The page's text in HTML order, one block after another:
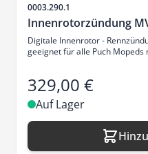
Artikelnr.
0003.290.1
Innenrotorzündung
Digitale Innenrotor -
geeignet für alle Puch Mopeds
329,00 €
Auf Lager